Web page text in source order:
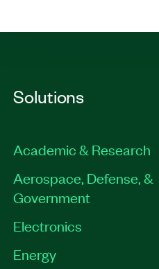
Solutions
Academic & Research
Aerospace, Defense, &
Government
Electronics
Energy